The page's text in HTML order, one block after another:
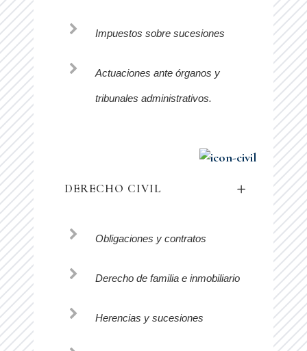
Impuestos sobre sucesiones
Actuaciones ante órganos y
tribunales administrativos.
DERECHO CIVIL
Obligaciones y contratos
Derecho de familia e inmobiliario
Herencias y sucesiones